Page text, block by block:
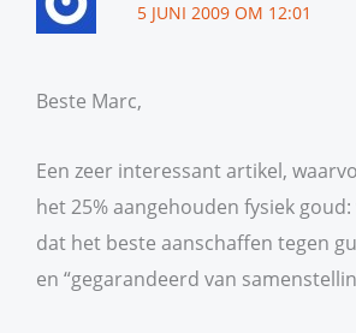
5 JUNI 2009 OM 12:01
Beste Marc,
Een zeer interessant artikel,
het 25% aangehouden fysiek
dat het beste aanschaffen tegen
en “gegarandeerd van